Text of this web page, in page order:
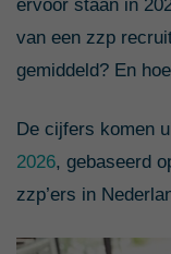
ervoor staan in
van een zzp
gemiddeld? En
De cijfers komen
2026, gebaseerd
zzp’ers in